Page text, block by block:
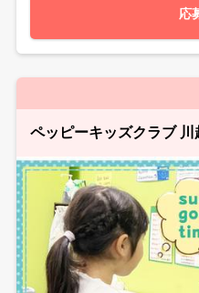
応
ペッピーキッズクラブ 川